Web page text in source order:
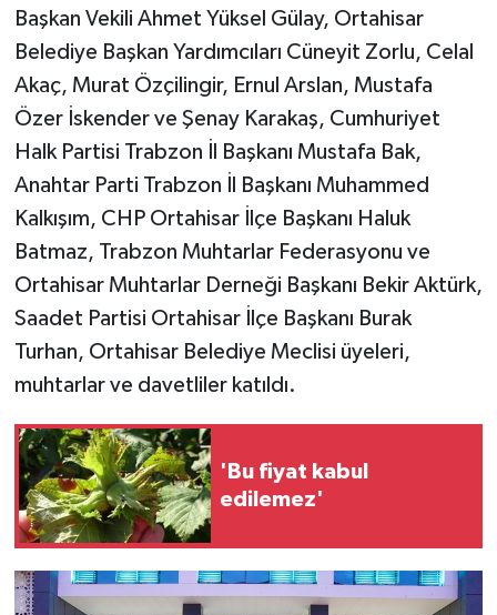
Başkan Vekili Ahmet Yüksel Gülay, Ortahisar
Belediye Başkan Yardımcıları Cüneyit Zorlu, Celal
Akaç, Murat Özçilingir, Ernul Arslan, Mustafa
Özer İskender ve Şenay Karakaş, Cumhuriyet
Halk Partisi Trabzon İl Başkanı Mustafa Bak,
Anahtar Parti Trabzon İl Başkanı Muhammed
Kalkışım, CHP Ortahisar İlçe Başkanı Haluk
Batmaz, Trabzon Muhtarlar Federasyonu ve
Ortahisar Muhtarlar Derneği Başkanı Bekir Aktürk,
Saadet Partisi Ortahisar İlçe Başkanı Burak
Turhan, Ortahisar Belediye Meclisi üyeleri,
muhtarlar ve davetliler katıldı.
'Bu fiyat kabul
edilemez'